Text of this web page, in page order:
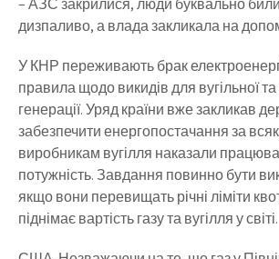
– АЗС закрилися, люди буквально
дизпаливо, а влада закликала на
У КНР переживають брак
правила щодо викидів для вугільної та
генерації. Уряд країни вже закликав
забезпечити енергопостачання за
виробникам вугілля наказали
потужність. Завдання повинно бути
якщо вони перевищать річні ліміти
піднімає вартість газу та вугілля у світі.